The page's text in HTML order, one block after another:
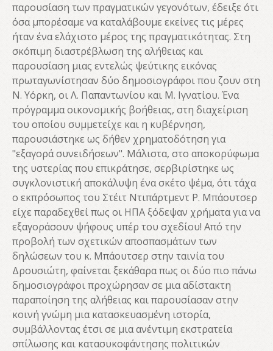
παρουσίαση των πραγματικών γεγονότων, έδειξε ότι
όσα μπορέσαμε να καταλάβουμε εκείνες τις μέρες
ήταν ένα ελάχιστο μέρος της πραγματικότητας. Στη
σκόπιμη διαστρέβλωση της αλήθειας και
παρουσίαση μιας εντελώς ψεύτικης εικόνας
πρωταγωνίστησαν δύο δημοσιογράφοι που ζουν στη
Ν. Υόρκη, οι Λ. Παπαντωνίου και Μ. Ιγνατίου. Ένα
πρόγραμμα οικονομικής βοήθειας, στη διαχείριση
του οποίου συμμετείχε και η κυβέρνηση,
παρουσιάστηκε ως δήθεν χρηματοδότηση για
"εξαγορά συνειδήσεων". Μάλιστα, στο αποκορύφωμα
της υστερίας που επικράτησε, σερβιρίστηκε ως
συγκλονιστική αποκάλυψη ένα σκέτο ψέμα, ότι τάχα
ο εκπρόσωπος του Στέιτ Ντιπάρτμεντ Ρ. Μπάουτσερ
είχε παραδεχθεί πως οι ΗΠΑ ξόδεψαν χρήματα για να
εξαγοράσουν ψήφους υπέρ του σχεδίου! Από την
προβολή των σχετικών αποσπασμάτων των
δηλώσεων του κ. Μπάουτσερ στην ταινία του
Δρουσιώτη, φαίνεται ξεκάθαρα πως οι δύο πιο πάνω
δημοσιογράφοι προχώρησαν σε μια αδίστακτη
παραποίηση της αλήθειας και παρουσίασαν στην
κοινή γνώμη μια κατασκευασμένη ιστορία,
συμβάλλοντας έτσι σε μια ανέντιμη εκστρατεία
σπίλωσης και κατασυκοφάντησης πολιτικών